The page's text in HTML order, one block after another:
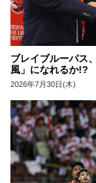
ブレイブルーパス
風」になれるか!?
2026年7月30日(木)